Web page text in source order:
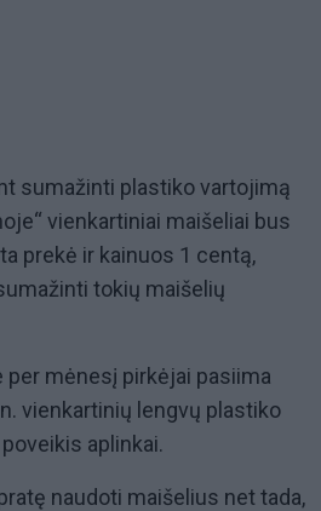
sumažinti plastiko vartojimą
vienkartiniai maišeliai bus
prekė ir kainuos 1 centą,
tokių maišelių
per mėnesį pirkėjai pasiima
vienkartinių lengvų plastiko
aplinkai.
naudoti maišelius net tada,